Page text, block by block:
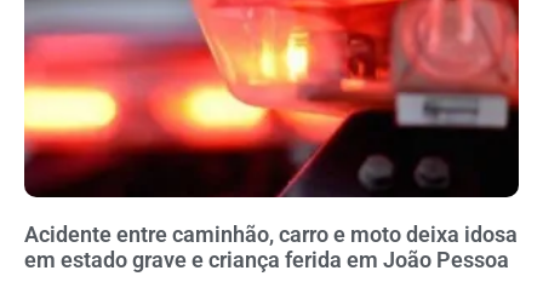
Acidente entre caminhão, carro e moto deixa idosa
em estado grave e criança ferida em João Pessoa